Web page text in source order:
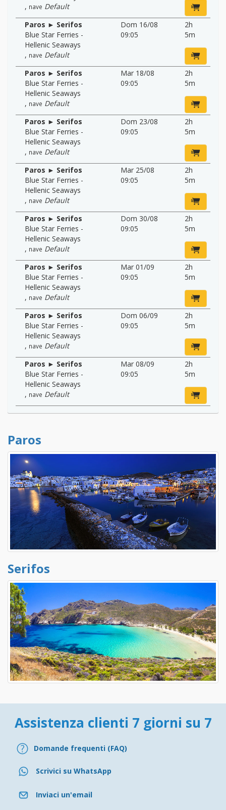
, nave Default
Paros ► Serifos
Blue Star Ferries -
Hellenic Seaways
, nave Default
Dom 16/08
09:05
2h
5m
Paros ► Serifos
Blue Star Ferries -
Hellenic Seaways
, nave Default
Mar 18/08
09:05
2h
5m
Paros ► Serifos
Blue Star Ferries -
Hellenic Seaways
, nave Default
Dom 23/08
09:05
2h
5m
Paros ► Serifos
Blue Star Ferries -
Hellenic Seaways
, nave Default
Mar 25/08
09:05
2h
5m
Paros ► Serifos
Blue Star Ferries -
Hellenic Seaways
, nave Default
Dom 30/08
09:05
2h
5m
Paros ► Serifos
Blue Star Ferries -
Hellenic Seaways
, nave Default
Mar 01/09
09:05
2h
5m
Paros ► Serifos
Blue Star Ferries -
Hellenic Seaways
, nave Default
Dom 06/09
09:05
2h
5m
Paros ► Serifos
Blue Star Ferries -
Hellenic Seaways
, nave Default
Mar 08/09
09:05
2h
5m
Paros
Serifos
Assistenza clienti 7 giorni su 7
Domande frequenti (FAQ)
Scrivici su WhatsApp
Inviaci un'email